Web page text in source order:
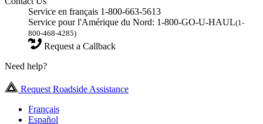
Service en français 1-800-663-5613
Service pour l'Amérique du Nord: 1-800-GO-U-HAUL(1-
800-468-4285)
Request a Callback
Need help?
Request Roadside Assistance
Français
Español